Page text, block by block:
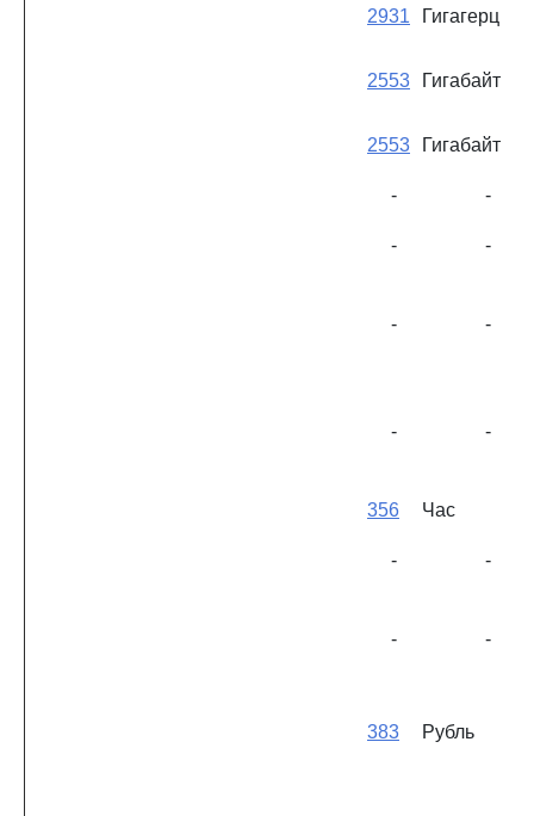
2931 Гигагерц
2553 Гигабайт
2553 Гигабайт
- -
- -
- -
- -
356 Час
- -
- -
383 Рубль